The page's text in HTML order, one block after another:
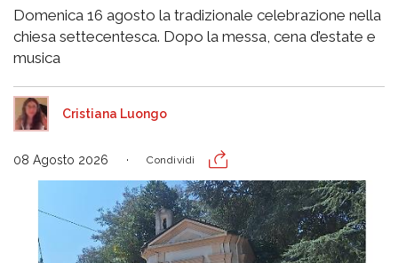
Domenica 16 agosto la tradizionale celebrazione nella
chiesa settecentesca. Dopo la messa, cena d’estate e
musica
Cristiana Luongo
08 Agosto 2026 Condividi